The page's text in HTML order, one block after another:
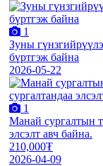
1
Зуны
бүртгэж байна
2026-05-22
1
Манай сургалтын
элсэлт авч байна.
210,000₮
2026-04-09